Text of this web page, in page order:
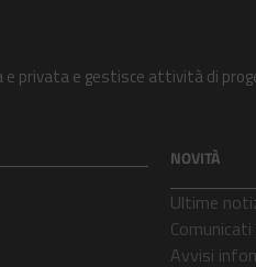
privata e gestisce attività di
NOVITÀ
Ultime
Avvisi